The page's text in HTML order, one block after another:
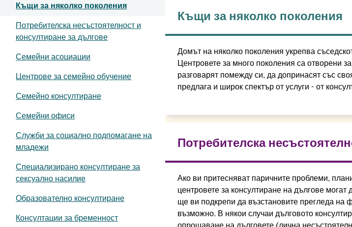
Къщи за няколко поколения
Потребителска несъстоятелност и
консултиране за дългове
Семейни асоциации
Центрове за семейно обучение
Семейно консултиране
Семейни офиси
Служби за социално подпомагане на
младежи
Специализирано консултиране за
сексуално насилие
Образователно консултиране
Консултации за бременност
Къщи за няколко поколения
Домът на няколко поколения укрепва
Центровете за много поколения са отворени
разговарят помежду си, да допринасят със
предлага и широк спектър от услуги - от
Потребителска
Ако ви притесняват паричните проблеми,
центровете за консултиране на дългове
ще ви подкрепи да възстановите прегледа на
възможно. В някои случаи дълговото